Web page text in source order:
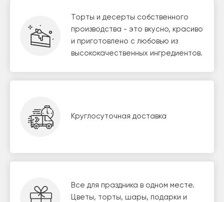
Торты и десерты собственного
производства - это вкусно, красиво
и приготовлено с любовью из
высококачественных ингредиентов.
Круглосуточная доставка
Все для праздника в одном месте.
Цветы, торты, шары, подарки и